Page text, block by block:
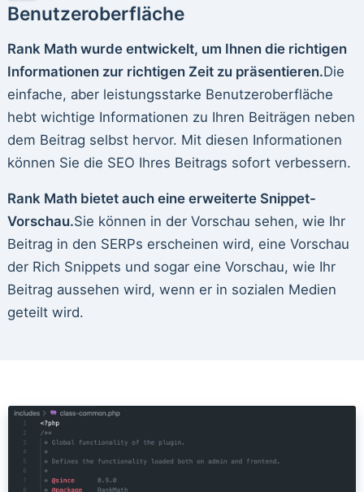
Benutzeroberfläche
Rank Math wurde entwickelt, um Ihnen die richtigen
Informationen zur richtigen Zeit zu präsentieren.Die
einfache, aber leistungsstarke Benutzeroberfläche
hebt wichtige Informationen zu Ihren Beiträgen neben
dem Beitrag selbst hervor. Mit diesen Informationen
können Sie die SEO Ihres Beitrags sofort verbessern.
Rank Math bietet auch eine erweiterte Snippet-
Vorschau.Sie können in der Vorschau sehen, wie Ihr
Beitrag in den SERPs erscheinen wird, eine Vorschau
der Rich Snippets und sogar eine Vorschau, wie Ihr
Beitrag aussehen wird, wenn er in sozialen Medien
geteilt wird.